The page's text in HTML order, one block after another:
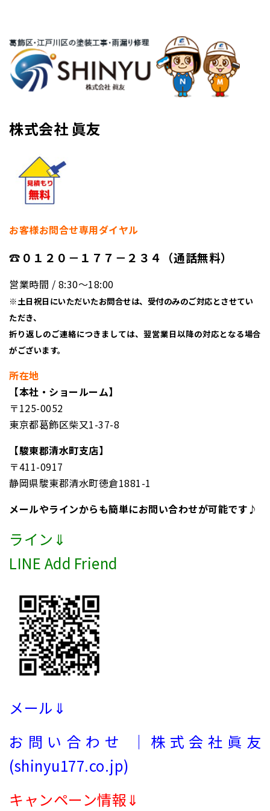
株式会社 眞友
お客様お問合せ専用ダイヤル
☎０１２０－１７７－２３４（通話無料）
営業時間 / 8:30〜18:00
※土日祝日にいただいたお問合せは、受付のみのご対応とさせてい
ただき、
折り返しのご連絡につきましては、翌営業日以降の対応となる場合
がございます。
所在地
【本社・ショールーム】
〒125-0052
東京都葛飾区柴又1-37-8
【駿東郡清水町支店】
〒411-0917
静岡県駿東郡清水町徳倉1881-1
メールやラインからも簡単にお問い合わせが可能です♪
ライン⇓
LINE Add Friend
メール⇓
お問い合わせ ｜株式会社眞友
(shinyu177.co.jp)
キャンペーン情報⇓